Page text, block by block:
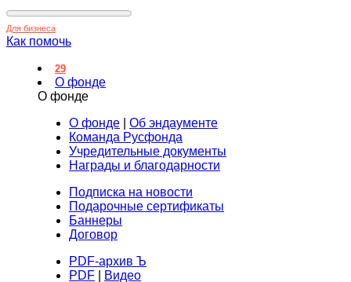
Для бизнеса
Как помочь
29
О фонде
О фонде
О фонде
Об эндаументе
Команда Русфонда
Учредительные документы
Награды и благодарности
Подписка на новости
Подарочные сертификаты
Баннеры
Договор
PDF-архив Ъ
PDF
Видео